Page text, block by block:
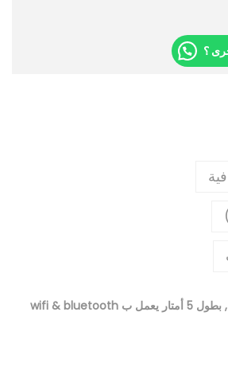
؟
شاحن منزلي GBT , بطول 5 أمتار يعمل ب wifi & bluetooth